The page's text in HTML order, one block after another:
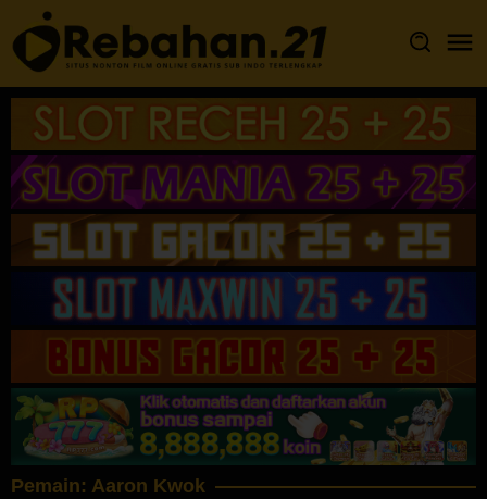
Loncat
ke
konten
Pemain: Aaron Kwok